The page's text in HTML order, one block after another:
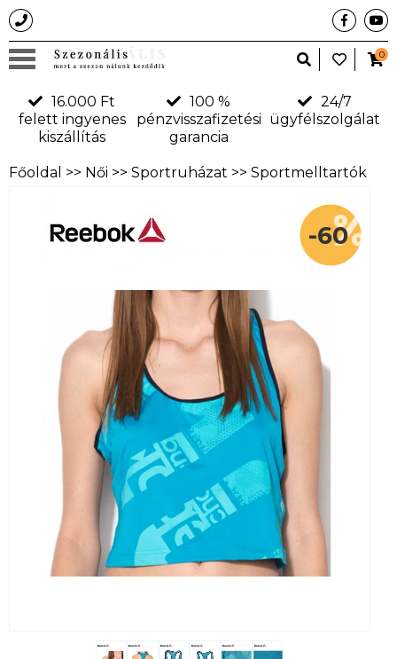
0
16.000 Ft
felett ingyenes
kiszállítás
100 %
pénzvisszafizetési
garancia
24/7
ügyfélszolgálat
Főoldal >> Női >> Sportruházat >> Sportmelltartók
-60